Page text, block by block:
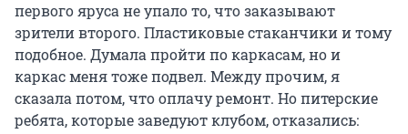
первого яруса не упало то, что заказывают
зрители второго. Пластиковые стаканчики и тому
подобное. Думала пройти по каркасам, но и
каркас меня тоже подвел. Между прочим, я
сказала потом, что оплачу ремонт. Но питерские
ребята, которые заведуют клубом, отказались: